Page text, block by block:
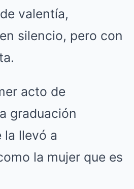
valentía,
silencio, pero con
acto de
graduación
la llevó a
la mujer que es